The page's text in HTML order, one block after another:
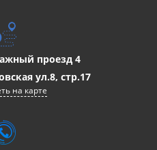
проезд 4
ул.8, стр.17
на карте